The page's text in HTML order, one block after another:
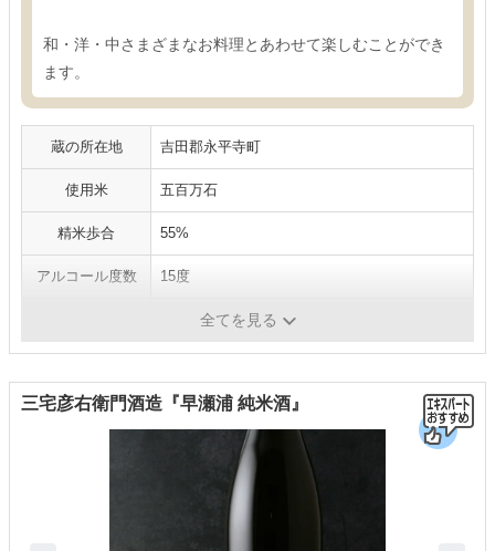
和・洋・中さまざまなお料理とあわせて楽しむことができ
ます。
蔵の所在地 吉田郡永平寺町
使用米 五百万石
精米歩合 55%
アルコール度数 15度
全てを見る
三宅彦右衛門酒造『早瀬浦 純米酒』